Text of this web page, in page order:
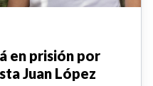
en prisión por
Juan López